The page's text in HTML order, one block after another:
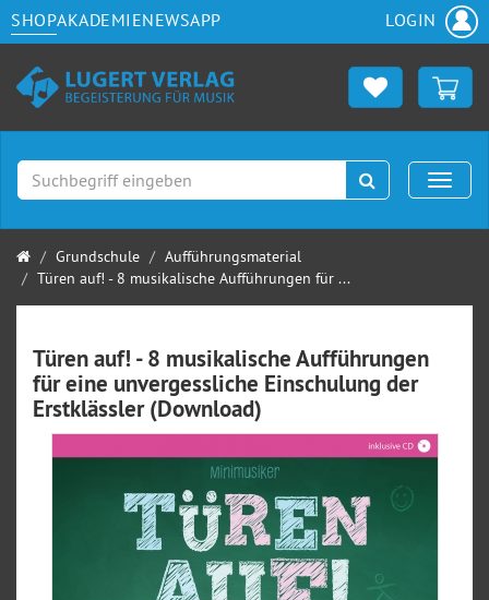
SHOPAKADEMIENEWSAPP LOGIN
Suchen
Startseite
Grundschule
Aufführungsmaterial
Türen auf! - 8 musikalische Aufführungen für ...
Türen auf! - 8 musikalische Aufführungen
für eine unvergessliche Einschulung der
Erstklässler (Download)